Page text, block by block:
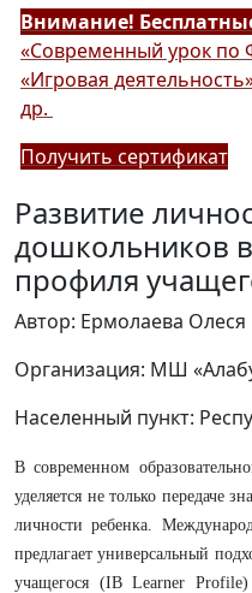
Внимание!
«Современный урок по
«Игровая
др.
Получить сертификат
Развитие
дошкольников в
профиля
Автор: Ермолаева Олеся
Организация: МШ
Населенный пункт:
В современном
уделяется не только передаче
личности ребенка.
предлагает универсальный
учащегося (IB Learner